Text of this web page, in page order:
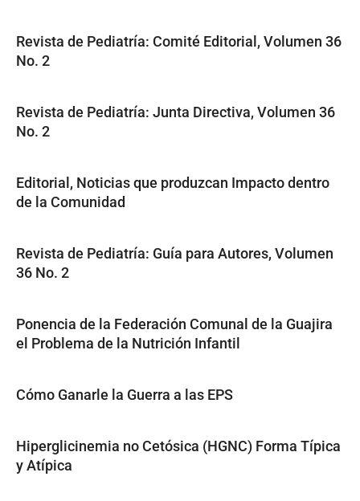
Revista de Pediatría: Comité Editorial, Volumen 36
No. 2
Revista de Pediatría: Junta Directiva, Volumen 36
No. 2
Editorial, Noticias que produzcan Impacto dentro
de la Comunidad
Revista de Pediatría: Guía para Autores, Volumen
36 No. 2
Ponencia de la Federación Comunal de la Guajira
el Problema de la Nutrición Infantil
Cómo Ganarle la Guerra a las EPS
Hiperglicinemia no Cetósica (HGNC) Forma Típica
y Atípica